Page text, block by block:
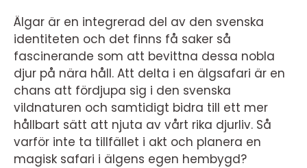
Älgar är en integrerad del av den svenska
identiteten och det finns få saker så
fascinerande som att bevittna dessa nobla
djur på nära håll. Att delta i en älgsafari är en
chans att fördjupa sig i den svenska
vildnaturen och samtidigt bidra till ett mer
hållbart sätt att njuta av vårt rika djurliv. Så
varför inte ta tillfället i akt och planera en
magisk safari i älgens egen hembygd?